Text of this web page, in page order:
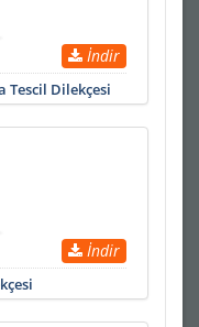
İndir
Tescil Dilekçesi
İndir